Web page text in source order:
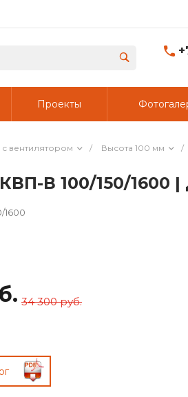
Проекты
вентилятором / Высота 100 мм
/
В 100/150/1600 |
1600
34 300 руб.